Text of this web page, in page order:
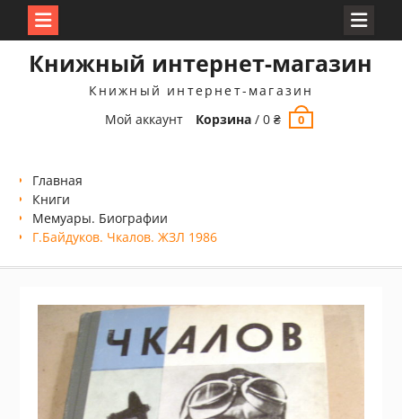
Книжный интернет-магазин
Книжный интернет-магазин
Мой аккаунт
Корзина /0₴ 0
Главная
Книги
Мемуары. Биографии
Г.Байдуков. Чкалов. ЖЗЛ 1986